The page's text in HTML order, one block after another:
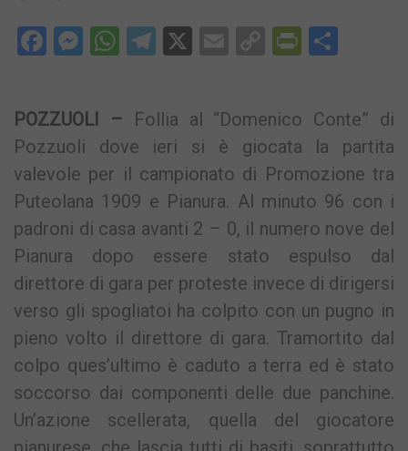
Facebook
Messenger
WhatsApp
Telegram
X EmailCopy
POZZUOLI – Follia al “Domenico Conte” di
Pozzuoli dove ieri si è giocata la partita
valevole per il campionato di Promozione tra
Puteolana 1909 e Pianura. Al minuto 96 con i
padroni di casa avanti 2 – 0, il numero nove del
Pianura dopo essere stato espulso dal
direttore di gara per proteste invece di dirigersi
verso gli spogliatoi ha colpito con un pugno in
pieno volto il direttore di gara. Tramortito dal
colpo ques’ultimo è caduto a terra ed è stato
soccorso dai componenti delle due panchine.
Un’azione scellerata, quella del giocatore